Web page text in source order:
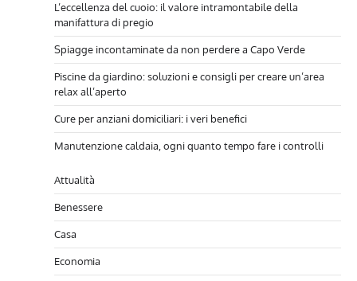
L’eccellenza del cuoio: il valore intramontabile della
manifattura di pregio
Spiagge incontaminate da non perdere a Capo Verde
Piscine da giardino: soluzioni e consigli per creare un’area
relax all’aperto
Cure per anziani domiciliari: i veri benefici
Manutenzione caldaia, ogni quanto tempo fare i controlli
Attualità
Benessere
Casa
Economia